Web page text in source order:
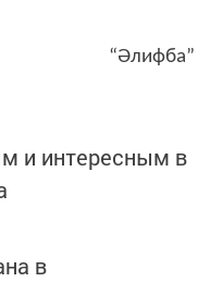
и интересным в
в